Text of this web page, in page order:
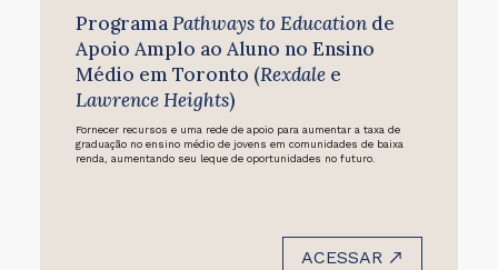
ProgramaPathways to Educationde
Apoio Amplo ao Aluno no Ensino
Médio em Toronto (Rexdalee
Lawrence Heights)
Fornecer recursos e uma rede de apoio para aumentar a taxa de
graduação no ensino médio de jovens em comunidades de baixa
renda, aumentando seu leque de oportunidades no futuro.
ACESSAR